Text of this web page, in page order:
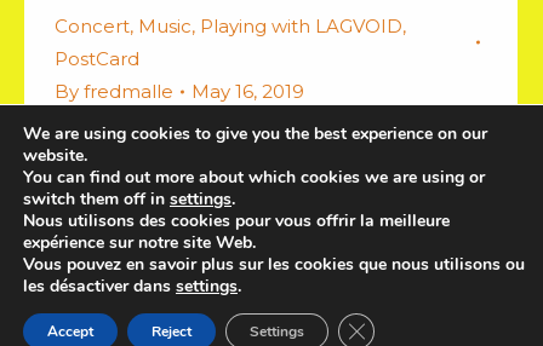
Concert, Music, Playing with LAGVOID,
PostCard
By fredmalle May 16, 2019
Outdoors live performance
We are using cookies to give you the best experience on our
website.
You can find out more about which cookies we are using or
switch them off in settings.
Nous utilisons des cookies pour vous offrir la meilleure
expérience sur notre site Web.
Vous pouvez en savoir plus sur les cookies que nous utilisons ou
les désactiver dans settings.
Accept Reject Settings Close GDPR Cookie